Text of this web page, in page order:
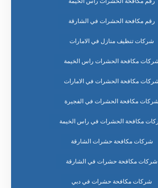
رقم مكافحة الحشرات في الشارقة
شركات تنظيف منازل في الامارات
مكافحة الحشرات راس الخيمة
مكافحة الحشرات في الامارات
شركات مكافحة الحشرات في الفجيرة
مكافحة الحشرات في راس الخيمة
شركات مكافحة حشرات الشارقة
شركات مكافحة حشرات في الشارقة
شركات مكافحة حشرات في دبي